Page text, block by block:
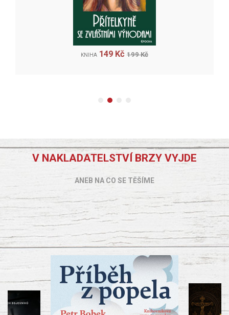
KNIHA 149 Kč 199 Kč
V NAKLADATELSTVÍ BRZY VYJDE
ANEB NA CO SE TĚŠÍME